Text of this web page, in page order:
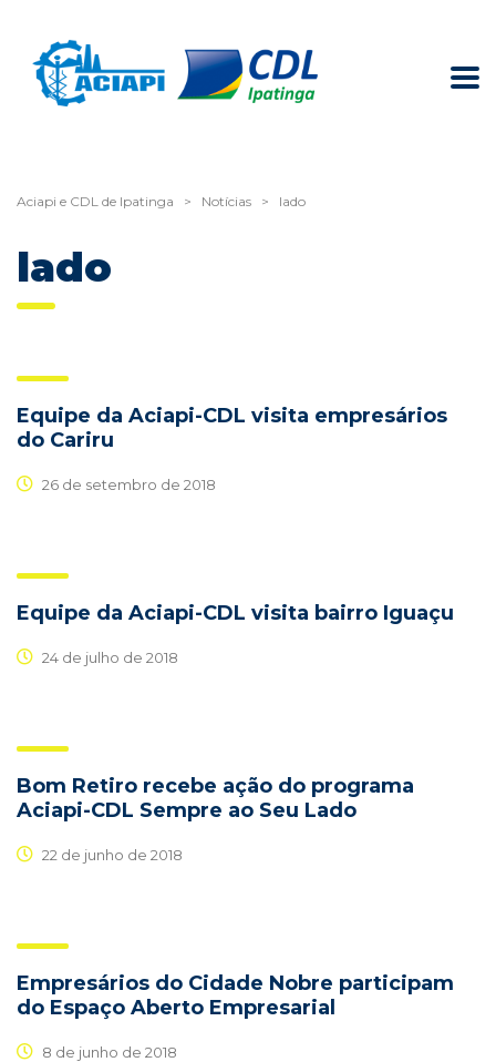
Aciapi e CDL de Ipatinga > Notícias > lado
lado
Equipe da Aciapi-CDL visita empresários
do Cariru
26 de setembro de 2018
Equipe da Aciapi-CDL visita bairro Iguaçu
24 de julho de 2018
Bom Retiro recebe ação do programa
Aciapi-CDL Sempre ao Seu Lado
22 de junho de 2018
Empresários do Cidade Nobre participam
do Espaço Aberto Empresarial
8 de junho de 2018